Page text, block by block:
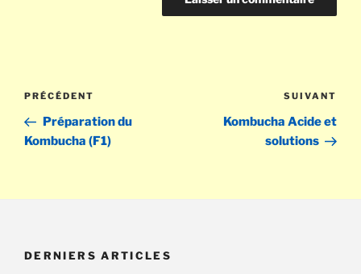
Navigation
l’article
Article
précédent
PRÉCÉDENT
Préparation du
Kombucha (F1)
SUIVANT
Kombucha Acide et
solutions
DERNIERS ARTICLES